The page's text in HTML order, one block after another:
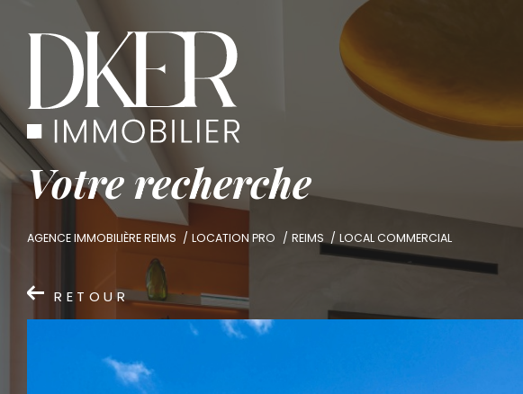
Votre recherche
AGENCE IMMOBILIÈRE REIMS LOCATION PRO REIMS LOCAL COMMERCIAL
RETOUR